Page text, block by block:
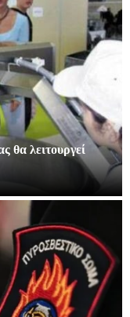
θα λειτουργεί